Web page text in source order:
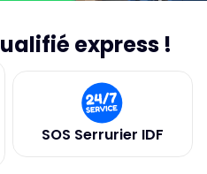
express !
SOS Serrurier IDF